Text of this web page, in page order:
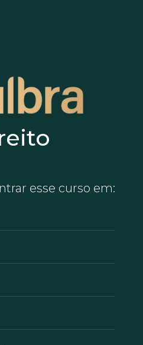
esse curso em: